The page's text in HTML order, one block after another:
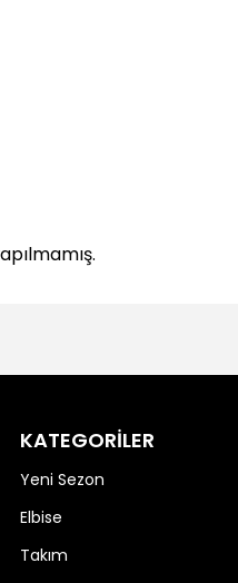
KATEGORİLER
Yeni Sezon
Elbise
Takım